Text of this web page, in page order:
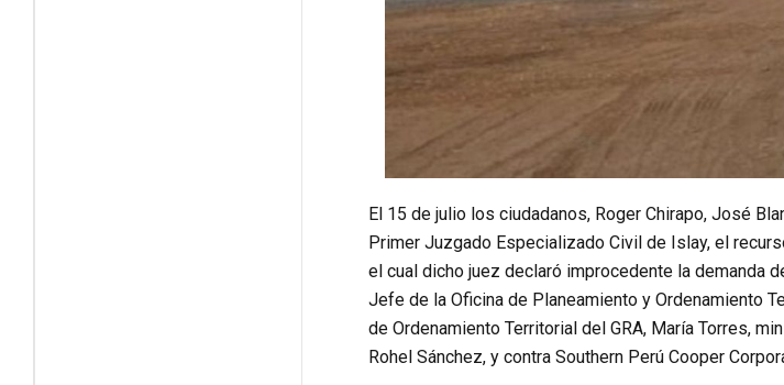
El 15 de julio los ciudadanos, Roger Chirapo, José
Primer Juzgado Especializado Civil de Islay, el
el cual dicho juez declaró improcedente la demanda
Jefe de la Oficina de Planeamiento y Ordenamiento
de Ordenamiento Territorial del GRA, María Torres,
Rohel Sánchez, y contra Southern Perú Cooper